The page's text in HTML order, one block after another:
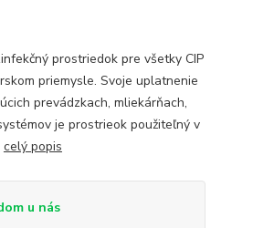
prostriedok pre všetky CIP
priemysle. Svoje uplatnenie
prevádzkach, mliekárňach,
je prostrieok použiteľný v
celý popis
u nás